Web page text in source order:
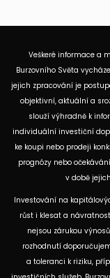
Veškeré informace a
Burzovního Světa
jejich zpracování je
objektivní, aktuální a
slouží výhradně k
individuální investiční
ke koupi nebo prodeji
prognózy nebo
v době
Investování na
růst i klesat a
nejsou zárukou
rozhodnutí
a toleranci k riziku,